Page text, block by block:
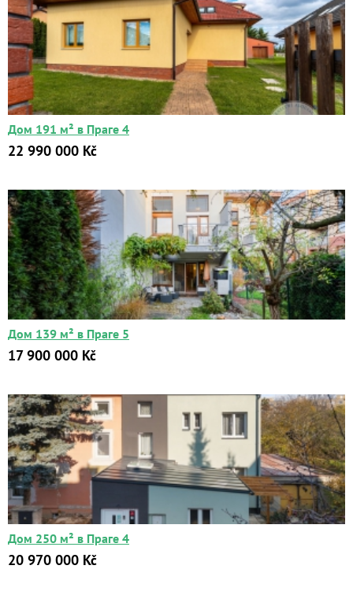
Дом 191 м² в Праге 4
22 990 000 Kč
Дом 139 м² в Праге 5
17 900 000 Kč
Дом 250 м² в Праге 4
20 970 000 Kč